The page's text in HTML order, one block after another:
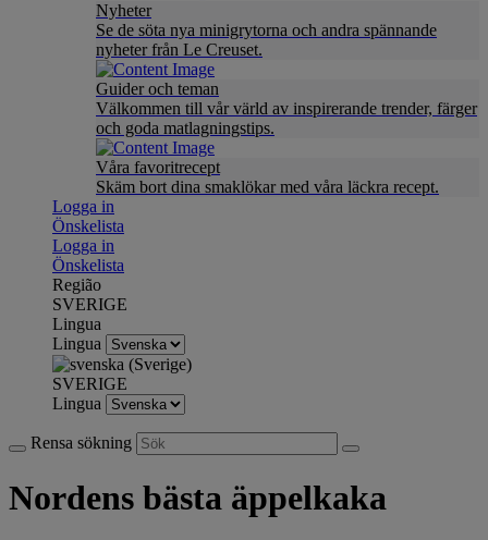
Nyheter
Se de söta nya minigrytorna och andra spännande
nyheter från Le Creuset.
Guider och teman
Välkommen till vår värld av inspirerande trender, färger
och goda matlagningstips.
Våra favoritrecept
Skäm bort dina smaklökar med våra läckra recept.
Logga in
Önskelista
Logga in
Önskelista
Região
SVERIGE
Lingua
Lingua
SVERIGE
Lingua
Rensa sökning
Nordens bästa äppelkaka